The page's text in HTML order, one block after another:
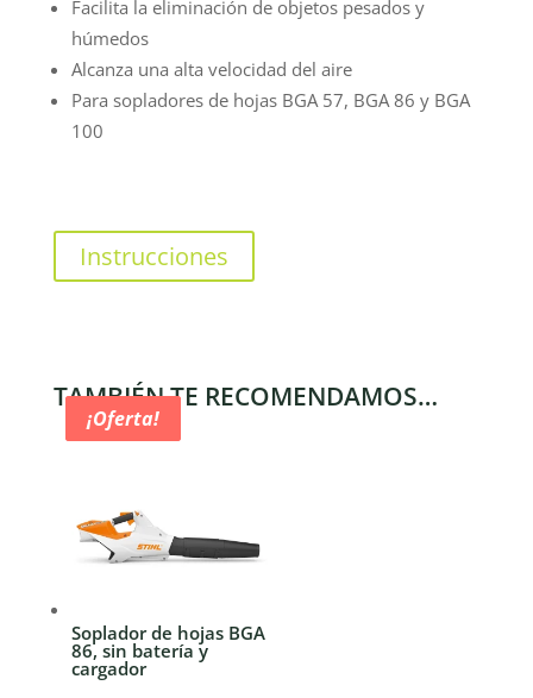
Facilita la eliminación de objetos pesados y
húmedos
Alcanza una alta velocidad del aire
Para sopladores de hojas BGA 57, BGA 86 y BGA
100
Instrucciones
TAMBIÉN TE RECOMENDAMOS…
¡Oferta!
Soplador de hojas BGA
86, sin batería y
cargador
¡Oferta!